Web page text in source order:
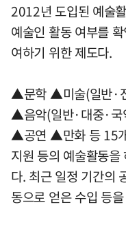
2012년 도입된 예술
예술인 활동 여부를
여하기 위한 제도다.
▲문학 ▲미술(일반·
▲음악(일반·대중·
▲공연 ▲만화 등 15
지원 등의 예술활동
다. 최근 일정 기간의
동으로 얻은 수입 등